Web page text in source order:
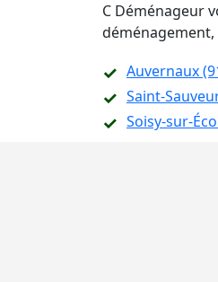
C Déménageur
déménagement,
Auvernaux
Saint-
Soisy-sur-